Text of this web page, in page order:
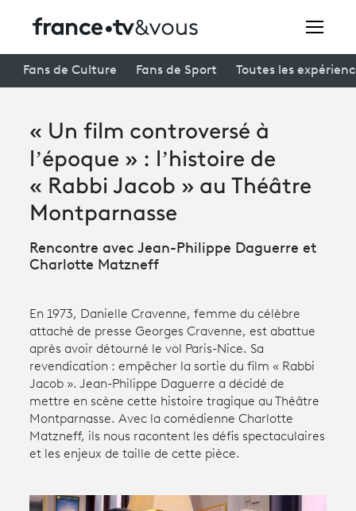
connexion
Avantages fidélité
Festivals
Creators
À votre écoute
Programme tv
Fans de Culture Fans de Sport Toutes les
« Un film controversé à
l’époque » : l’histoire de
« Rabbi Jacob » au Théâtre
Montparnasse
Rencontre avec Jean-Philippe Daguerre et
Charlotte Matzneff
En 1973, Danielle Cravenne, femme du célèbre
attaché de presse Georges Cravenne, est abattue
après avoir détourné le vol Paris-Nice. Sa
revendication : empêcher la sortie du film « Rabbi
Jacob ». Jean-Philippe Daguerre a décidé de
mettre en scène cette histoire tragique au Théâtre
Montparnasse. Avec la comédienne Charlotte
Matzneff, ils nous racontent les défis spectaculaires
et les enjeux de taille de cette pièce.